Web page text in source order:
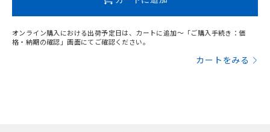
オンライン購入における出荷予定日は、カートに追加～「ご購入手続き：価
格・納期の確認」画面にてご確認ください。
カートをみる